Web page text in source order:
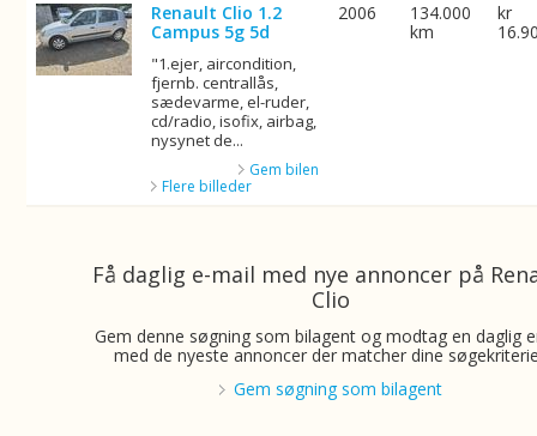
Renault Clio 1.2
Campus 5g 5d
"1.ejer, aircondition,
fjernb. centrallås,
sædevarme, el-ruder,
cd/radio, isofix, airbag,
nysynet de...
Gem bilen
Flere billeder
2006
134.000
km
kr
Få daglig e-mail med nye annoncer på
Clio
Gem denne søgning som bilagent og modtag en daglig
med de nyeste annoncer der matcher dine
Gem søgning som bilagent